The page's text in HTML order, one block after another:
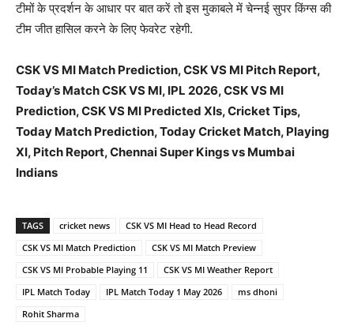
टीमों के प्रदर्शन के आधार पर बात करें तो इस मुकाबले में चेन्नई सुपर किंग्स की
टीम जीत हासिल करने के लिए फेवरेट रहेगी.
CSK VS MI Match Prediction, CSK VS MI Pitch Report,
Today’s Match CSK VS MI, IPL 2026, CSK VS MI
Prediction, CSK VS MI Predicted XIs, Cricket Tips,
Today Match Prediction, Today Cricket Match, Playing
XI, Pitch Report, Chennai Super Kings vs Mumbai
Indians
TAGS cricket news
CSK VS MI Head to Head Record
CSK VS MI Match Prediction
CSK VS MI Match Preview
CSK VS MI Probable Playing 11
CSK VS MI Weather Report
IPL Match Today
IPL Match Today 1 May 2026
ms dhoni
Rohit Sharma